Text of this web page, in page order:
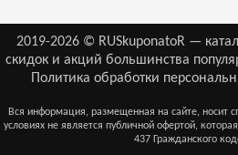
2019-2026 © RUSkuponatoR —
скидок и акций большинства
Политика обработки
Вся информация, размещенная на сайте, носит
условиях не является публичной офертой,
437 Гражданского